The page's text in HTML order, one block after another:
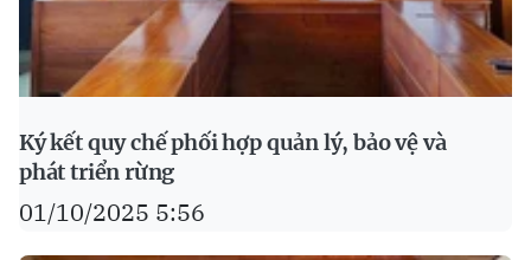
Ký kết quy chế phối hợp quản lý, bảo vệ và
phát triển rừng
01/10/2025 5:56